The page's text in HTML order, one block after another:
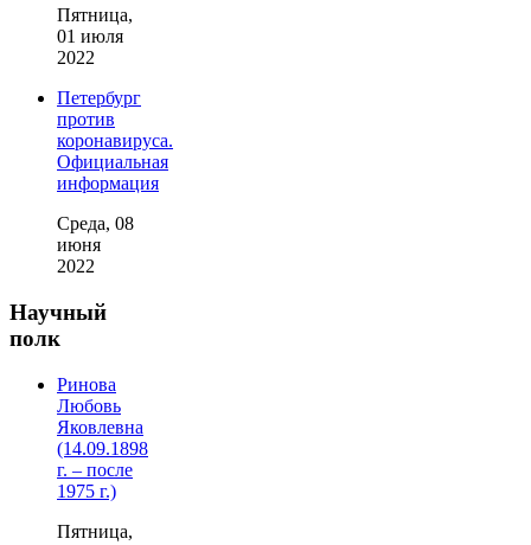
Пятница,
01 июля
2022
Петербург
против
коронавируса.
Официальная
информация
Среда, 08
июня
2022
Научный
полк
Ринова
Любовь
Яковлевна
(14.09.1898
г. – после
1975 г.)
Пятница,